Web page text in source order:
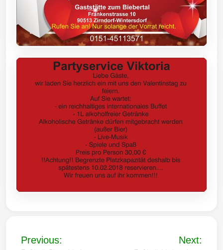
B
Previous: Next: